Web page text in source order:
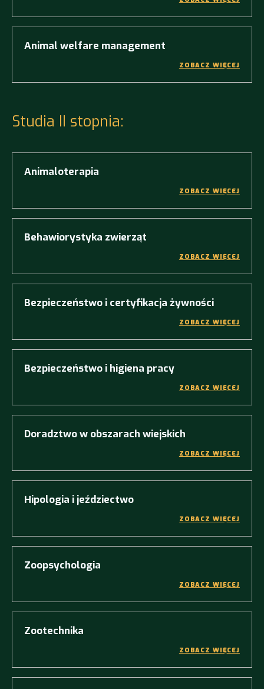
Animal welfare management
ZOBACZ WIĘCEJ
Studia II stopnia:
Animaloterapia
ZOBACZ WIĘCEJ
Behawiorystyka zwierząt
ZOBACZ WIĘCEJ
Bezpieczeństwo i certyfikacja żywności
ZOBACZ WIĘCEJ
Bezpieczeństwo i higiena pracy
ZOBACZ WIĘCEJ
Doradztwo w obszarach wiejskich
ZOBACZ WIĘCEJ
Hipologia i jeździectwo
ZOBACZ WIĘCEJ
Zoopsychologia
ZOBACZ WIĘCEJ
Zootechnika
ZOBACZ WIĘCEJ